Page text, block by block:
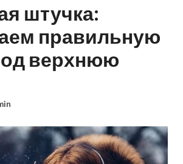
штучка:
правильную
верхнюю